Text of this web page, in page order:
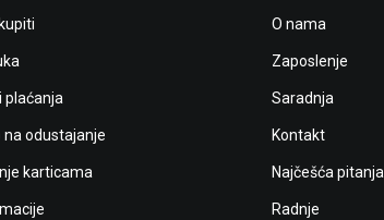
plaćanja
na odustajanje
karticama
O nama
Zaposlenje
Saradnja
Kontakt
Najčešća pitanja
Radnje